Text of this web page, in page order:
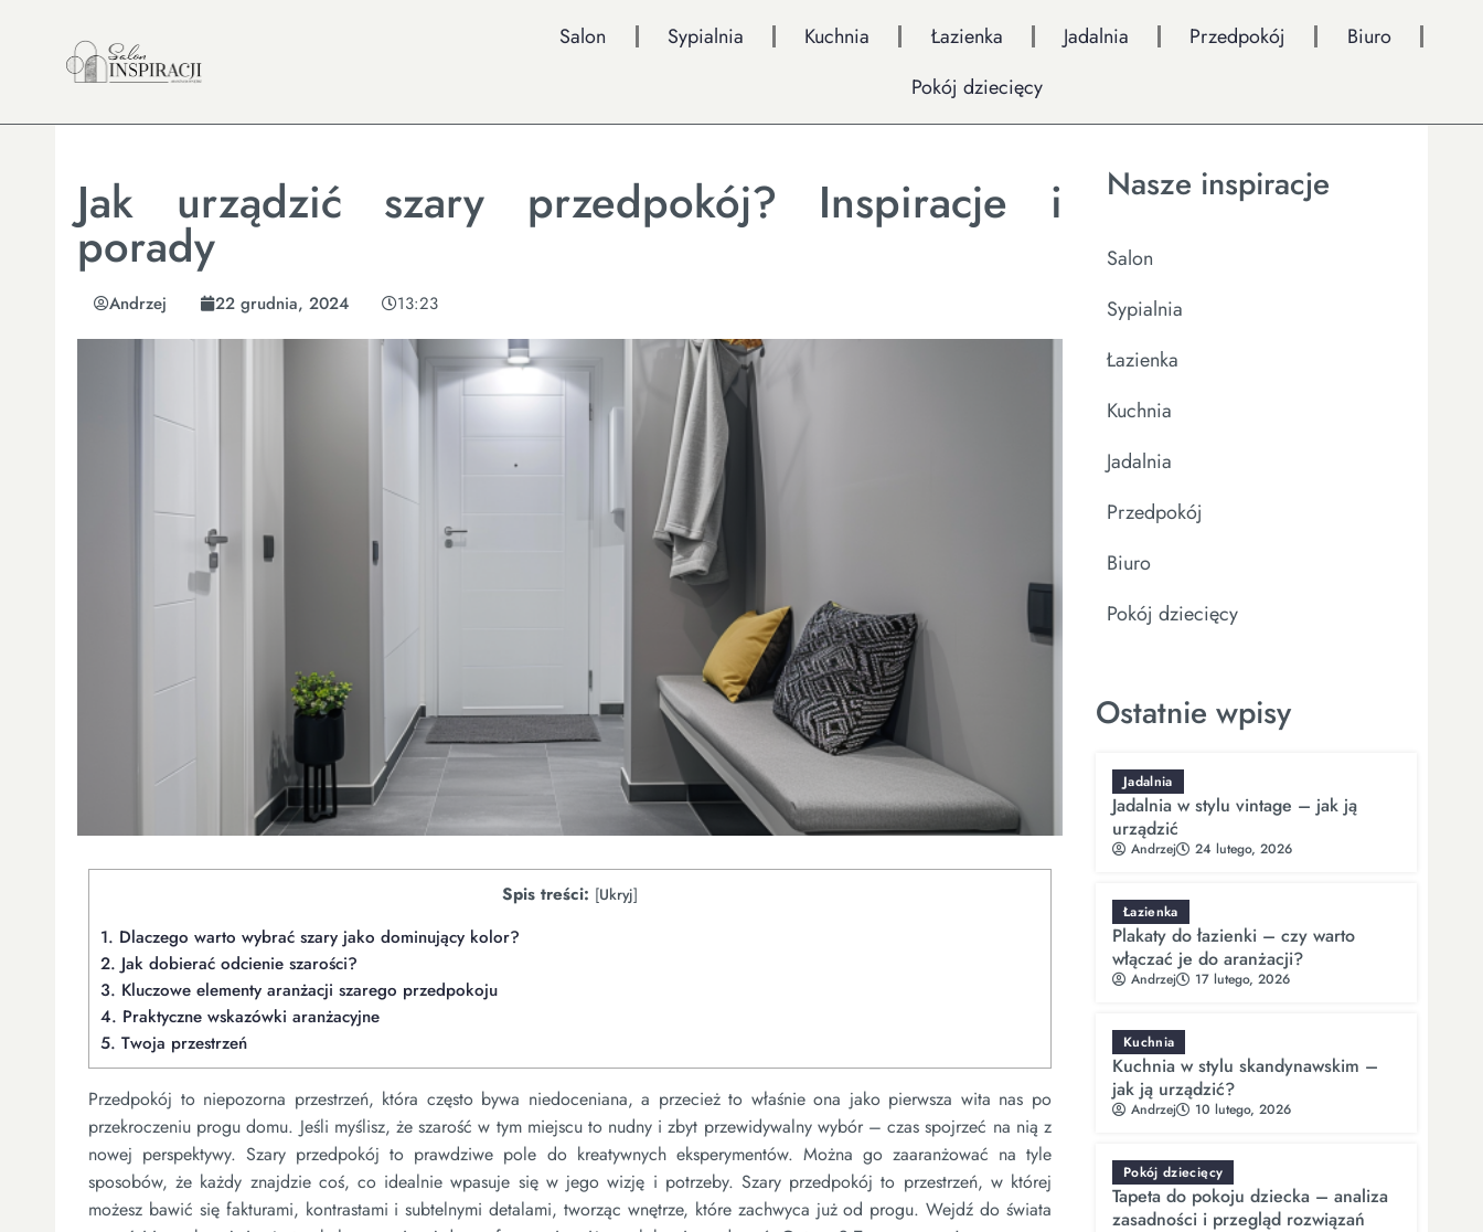
Salon Sypialnia Kuchnia Łazienka Jadalnia Przedpokój
Biuro
Pokój dziecięcy
Jak urządzić szary przedpokój? Inspiracje i
porady
Andrzej 22 grudnia, 2024 13:23
Spis treści: [Ukryj]
1. Dlaczego warto wybrać szary jako dominujący kolor?
2. Jak dobierać odcienie szarości?
3. Kluczowe elementy aranżacji szarego przedpokoju
4. Praktyczne wskazówki aranżacyjne
5. Twoja przestrzeń
Przedpokój to niepozorna przestrzeń, która często bywa niedoceniana, a przecież to właśnie ona jako pierwsza wita nas po
przekroczeniu progu domu. Jeśli myślisz, że szarość w tym miejscu to nudny i zbyt przewidywalny wybór – czas spojrzeć na nią z
nowej perspektywy. Szary przedpokój to prawdziwe pole do kreatywnych eksperymentów. Można go zaaranżować na tyle
sposobów, że każdy znajdzie coś, co idealnie wpasuje się w jego wizję i potrzeby. Szary przedpokój to przestrzeń, w której
możesz bawić się fakturami, kontrastami i subtelnymi detalami, tworząc wnętrze, które zachwyca już od progu. Wejdź do świata
Nasze inspiracje
Salon
Sypialnia
Łazienka
Kuchnia
Jadalnia
Przedpokój
Biuro
Pokój dziecięcy
Ostatnie wpisy
Jadalnia
Jadalnia w stylu vintage – jak ją
urządzić
Andrzej 24 lutego, 2026
Łazienka
Plakaty do łazienki – czy warto
włączać je do aranżacji?
Andrzej 17 lutego, 2026
Kuchnia
Kuchnia w stylu skandynawskim –
jak ją urządzić?
Andrzej 10 lutego, 2026
Pokój dziecięcy
Tapeta do pokoju dziecka – analiza
zasadności i przegląd rozwiązań